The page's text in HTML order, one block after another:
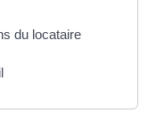
du locataire